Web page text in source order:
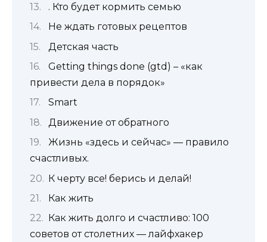
. Кто будет кормить семью
Не ждать готовых рецептов
Детская часть
Getting things done (gtd) – «как
привести дела в порядок»
Smart
Движение от обратного
Жизнь «здесь и сейчас» — правило
счастливых.
К черту все! берись и делай!
Как жить
Как жить долго и счастливо: 100
советов от столетних — лайфхакер